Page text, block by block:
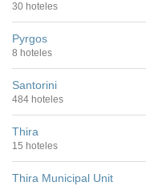
30 hoteles
Pyrgos
8 hoteles
Santorini
484 hoteles
Thira
15 hoteles
Thira Municipal Unit